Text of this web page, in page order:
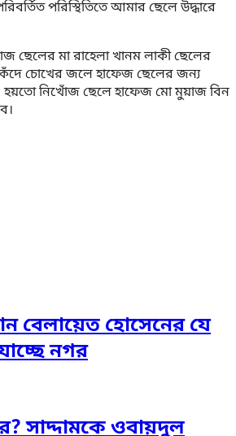
পরিস্থিতিতে আমার ছেলে উদ্ধারে
ছেলের মা রাহেলা খানম লাকী ছেলের
চোখের জলে হাফেজ ছেলের জন্য
নিখোঁজ ছেলে হাফেজ মো মুয়াজ বিন
বেলায়েত হোসেনের যে
নগর
সাদ্দামকে ওবায়দুল